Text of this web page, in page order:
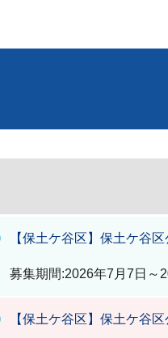
【保土ケ谷区】保土ケ谷
募集期間:2026年7月7日～
【保土ケ谷区】保土ケ谷